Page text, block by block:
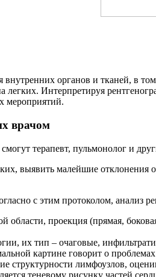
органов и тканей, в
легких. Интерпретируя
мероприятий.
врачом
терапевт, пульмонолог и
выявить малейшие
с этим протоколом,
области, проекция (прямая,
их тип – очаговые,
картине говорит о
структурности лимфоузлов,
теневому рисунку частей